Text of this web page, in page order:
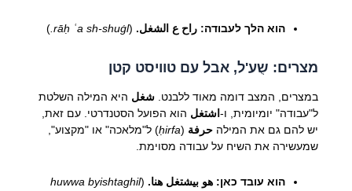
הוא הלך לעבודה: راح ع الشغل. (
rāḥ ʿa sh-shuġl.
)
מצרים: שֻע'ל, אבל עם טוויסט קטן
במצרים, המצב דומה מאוד ללבנט. شغل היא המילה השלטת
ל"עבודה" יומיומית, ו-اشتغل הוא הפועל הסטנדרטי. עם זאת,
יש להם גם את המילה حرفة (
ḥirfa) ל"מלאכה" או "מקצוע",
שמעשירה את השיח על עבודה מסוימת.
הוא עובד כאן: هو بيشتغل هنا. (
huwwa byishtaghil